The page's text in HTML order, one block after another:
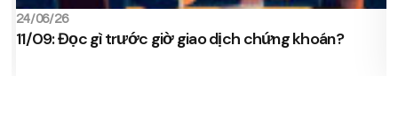
24/06/26
11/09: Đọc gì trước giờ giao dịch chứng khoán?